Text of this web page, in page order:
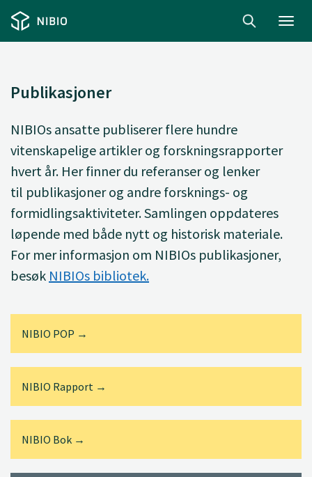
Publikasjoner
NIBIOs ansatte publisererflere hundre
vitenskapelige artikler og forskningsrapporter
hvert år. Her finner du referanser og lenker
til publikasjoner og andre forsknings- og
formidlingsaktiviteter. Samlingen oppdateres
løpende med både nytt og historisk materiale.
For mer informasjon om NIBIOs publikasjoner,
besøk NIBIOs bibliotek.
NIBIO POP →
NIBIO Rapport →
NIBIO Bok →